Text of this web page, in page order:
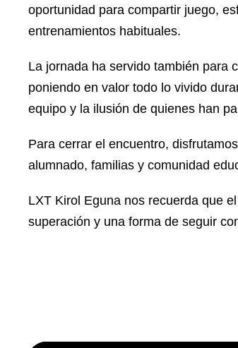
oportunidad para compartir juego,
entrenamientos habituales.
La jornada ha servido también para
poniendo en valor todo lo vivido
equipo y la ilusión de quienes han
Para cerrar el encuentro,
alumnado, familias y comunidad
LXT Kirol Eguna nos recuerda que
superación y una forma de seguir